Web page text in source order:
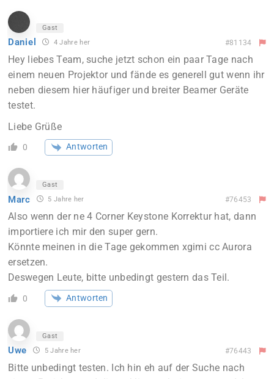
Gast
Daniel 4 Jahre her #81134
Hey liebes Team, suche jetzt schon ein paar Tage nach
einem neuen Projektor und fände es generell gut wenn ihr
neben diesem hier häufiger und breiter Beamer Geräte
testet.
Liebe Grüße
0 Antworten
Gast
Marc 5 Jahre her #76453
Also wenn der ne 4 Corner Keystone Korrektur hat, dann
importiere ich mir den super gern.
Könnte meinen in die Tage gekommen xgimi cc Aurora
ersetzen.
Deswegen Leute, bitte unbedingt gestern das Teil.
0 Antworten
Gast
Uwe 5 Jahre her #76443
Bitte unbedingt testen. Ich hin eh auf der Suche nach